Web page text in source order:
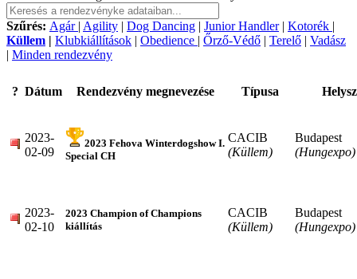
Szűrés: Agár | Agility | Dog Dancing | Junior Handler| Kotorék |
Küllem | Klubkiállítások | Obedience | Őrző-Védő | Terelő | Vadász
| Minden rendezvény
? Dátum Rendezvény megnevezése Típusa
2023-
02-09
2023 Fehova Winterdogshow I.
Special CH
CACIB
(Küllem)
Budapest
(Hungexpo)
2023-
02-10
2023 Champion of Champions
kiállítás
CACIB
(Küllem)
Budapest
(Hungexpo)